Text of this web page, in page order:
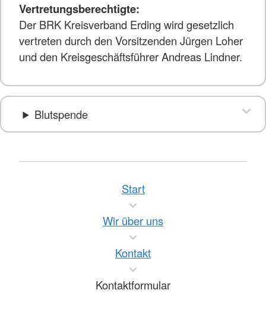
Vertretungsberechtigte:
Der BRK Kreisverband Erding wird gesetzlich
vertreten durch den Vorsitzenden Jürgen Loher
und den Kreisgeschäftsführer Andreas Lindner.
Blutspende
Start
Wir über uns
Kontakt
Kontaktformular